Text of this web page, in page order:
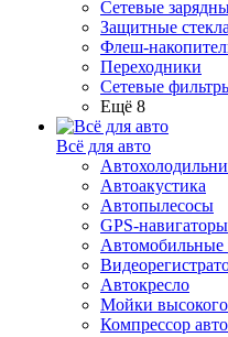
Сетевые
Защитные стекла
Флеш-
Переходники
Сетевые
Ещё 8
Всё для авто
Автоакустика
Автопылесосы
GPS-навигаторы
Автомобильные
Автокресло
Мойки
Компрессор